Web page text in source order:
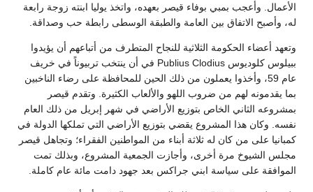
الأعمال. وأعجب بمبي بوفاء قيصر بعهده، واتخذ يوليا ابنته زوجة رابعة
له، وأصبح الاتفاق بين العامة والطبقة الوسطى رابطة حب وصداقة.
وتعهد أعضاء الحكومة الثلاثية للنجاح المتطرف من أتباعهم أن يؤيدوا
ببيلوس كلوديوس Publius Clodius في أن ينتخب تربيوناً في خريف
عام 59، وأخذوا يعملون من ذلك الحين للمحافظة على رضاء الناخبين
بما يقدمونه لهم من ضروب اللهو والألعاب الكثيرة. وتقدم قيصر
بمشروعه الثاني الخاص بتوزيع الأراضي في شهر إبريل من ذلك العام
نفسه. وكان هذا المشروع يقضي بتوزيع الأراضي التي تملكها الدولة في
كمبانيا على من كان له ثلاثة أبناء من المواطنين الفقراء؛ وتجاهل قيصر
مجلس الشيوخ مرة أخرى، وأجازت الجمعية المشروع، وبذلك تمت
الموافقة على سياسة ابني جراكس بعد جهود دامت مائة عام كاملة.